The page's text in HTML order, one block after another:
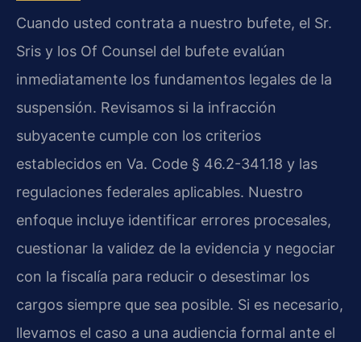
Cuando usted contrata a nuestro bufete, el Sr.
Sris y los Of Counsel del bufete evalúan
inmediatamente los fundamentos legales de la
suspensión. Revisamos si la infracción
subyacente cumple con los criterios
establecidos en Va. Code § 46.2-341.18 y las
regulaciones federales aplicables. Nuestro
enfoque incluye identificar errores procesales,
cuestionar la validez de la evidencia y negociar
con la fiscalía para reducir o desestimar los
cargos siempre que sea posible. Si es necesario,
llevamos el caso a una audiencia formal ante el